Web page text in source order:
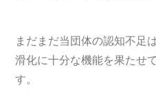
まだまだ当団体の認知不足
滑化に十分な機能を果たせ
す。